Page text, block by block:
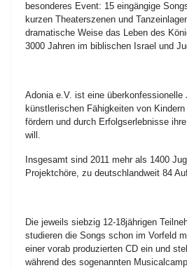
besonderes Event: 15 eingängige
kurzen Theaterszenen und
dramatische Weise das Leben des
3000 Jahren im biblischen Israel und
Adonia e.V. ist eine überkonfessionelle
künstlerischen Fähigkeiten von
fördern und durch Erfolgserlebnisse
will.
Insgesamt sind 2011 mehr als 1400
Projektchöre, zu deutschlandweit 84
Die jeweils siebzig 12-18jährigen
studieren die Songs schon im Vorfeld
einer vorab produzierten CD ein und
während des sogenannten